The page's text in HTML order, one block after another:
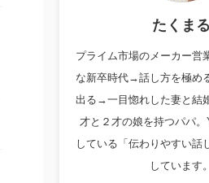
たくまる
プライム市場のメーカー営
な新卒時代→話し方を極め
出る→一目惚れした妻と結
才と２才の娘を持つパパ
している「伝わりやすい話
しています。